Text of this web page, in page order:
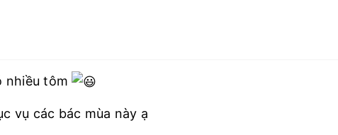
nhiều tôm
vụ các bác mùa này ạ